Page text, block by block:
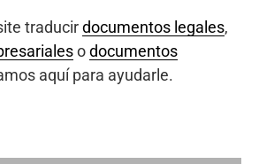
traducirdocumentos legales,
odocumentos
aquí para ayudarle.